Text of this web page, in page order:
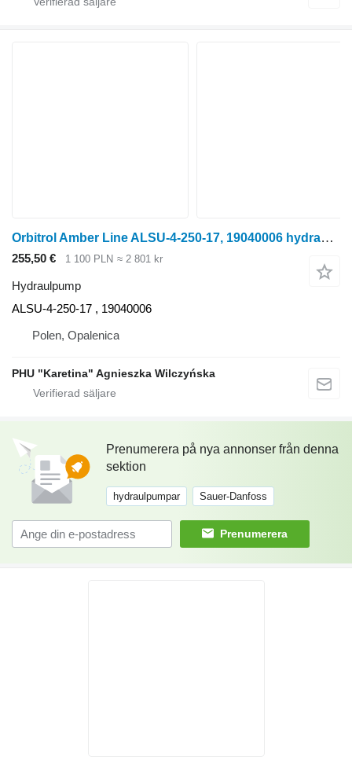
Orbitrol Amber Line ALSU-4-250-17, 19040006 hydraulpump
255,50 € 1 100 PLN ≈ 2 801 kr
Hydraulpump
ALSU-4-250-17 , 19040006
Polen, Opalenica
PHU "Karetina" Agnieszka Wilczyńska
Prenumerera på nya annonser från denna
sektion
hydraulpumpar Sauer-Danfoss
Prenumerera